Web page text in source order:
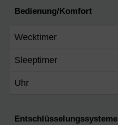
Bedienung/Komfort
Wecktimer
Sleeptimer
Uhr
Entschlüsselungssysteme